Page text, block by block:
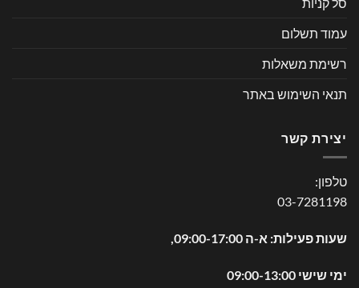
עמוד תשלום
רשימת משאלות
תנאי השימוש באתר
יצירת קשר
טלפון:
03-7281198
שעות פעילות: א-ה 09:00-17:00,
ימי שישי 09:00-13:00